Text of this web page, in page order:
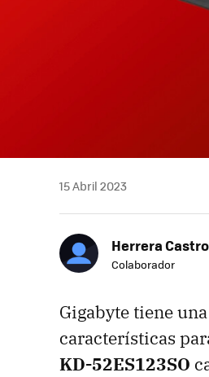
15 Abril 2023
Herrera Castro
Colaborador
Gigabyte tiene
características
KD-52ES123SO